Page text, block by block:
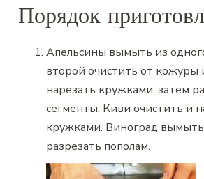
Порядок
Апельсины вымыть из
второй очистить от кожуры
нарезать кружками, затем
сегменты. Киви очистить и
кружками. Виноград
разрезать пополам.